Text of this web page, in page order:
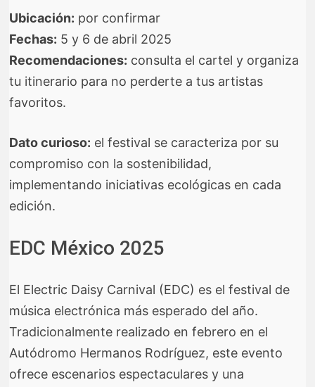
Ubicación: por confirmar
Fechas: 5 y 6 de abril 2025
Recomendaciones: consulta el cartel y organiza
tu itinerario para no perderte a tus artistas
favoritos.
Dato curioso: el festival se caracteriza por su
compromiso con la sostenibilidad,
implementando iniciativas ecológicas en cada
edición.
EDC México 2025
El Electric Daisy Carnival (EDC) es el festival de
música electrónica más esperado del año.
Tradicionalmente realizado en febrero en el
Autódromo Hermanos Rodríguez, este evento
ofrece escenarios espectaculares y una